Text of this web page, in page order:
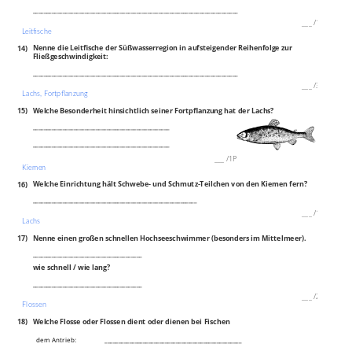
/1P
Leitfische
14)
Nenne die Leitfische der Süßwasserregion in aufsteigender Reihenfolge zur
Fließgeschwindigkeit:
/3P
Lachs, Fortpflanzung
15) Welche Besonderheit hinsichtlich seiner Fortpflanzung hat der Lachs?
/1P
Kiemen
16) Welche Einrichtung hält Schwebe‐ und Schmutz‐Teilchen von den Kiemen fern?
/1P
Lachs
17) Nenne einen großen schnellen Hochseeschwimmer (besonders im Mittelmeer).
wie schnell / wie lang?
/2P
Flossen
18) Welche Flosse oder Flossen dient oder dienen bei Fischen
dem Antrieb: